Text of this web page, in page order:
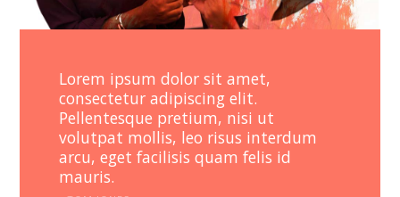
Lorem ipsum dolor sit amet,
consectetur adipiscing elit.
Pellentesque pretium, nisi ut
volutpat mollis, leo risus interdum
arcu, eget facilisis quam felis id
mauris.